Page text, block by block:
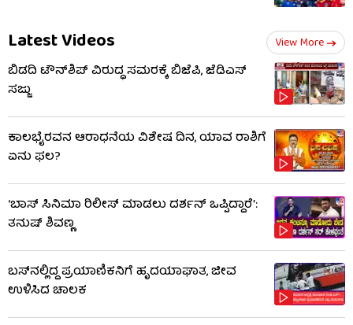
Latest Videos View More
ಬಿಡದಿ ಟೌನ್‌ಶಿಪ್ ವಿರುದ್ಧ ಸಮರಕ್ಕೆ ಬಿಜೆಪಿ, ಜೆಡಿಎಸ್
ಸಜ್ಜು
ಕಾಲಭೈರವನ ಆರಾಧನೆಯ ವಿಶೇಷ ದಿನ, ಯಾವ ರಾಶಿಗೆ
ಏನು ಫಲ?
‘ಬಾಸ್ ಸಿನಿಮಾ ರಿಲೀಸ್ ಮಾಡಲು ದರ್ಶನ್ ಒಪ್ಪಿದ್ದಾರೆ’:
ತನುಷ್ ಶಿವಣ್ಣ
ಬಸ್‌ನಲ್ಲಿದ್ದ ಪ್ರಯಾಣಿಕನಿಗೆ ಹೃದಯಾಘಾತ, ಜೀವ
ಉಳಿಸಿದ ಚಾಲಕ